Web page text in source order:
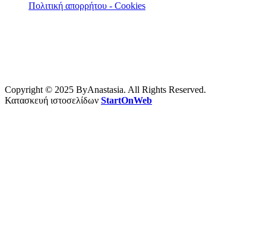
Πολιτική απορρήτου - Cookies
Copyright © 2025 ByAnastasia. All Rights Reserved.
Κατασκευή ιστοσελίδων StartOnWeb